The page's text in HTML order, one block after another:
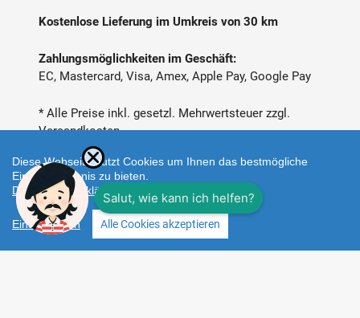
Kostenlose Lieferung im Umkreis von 30 km
Zahlungsmöglichkeiten im Geschäft:
EC, Mastercard, Visa, Amex, Apple Pay, Google Pay
* Alle Preise inkl. gesetzl. Mehrwertsteuer zzgl.
Versandkosten
Zahlungsarten
Diese Webseite nutzt Cookies um Ihnen das bestmögliche
Einkaufserlebnis zu bieten.
Datenschutzerklärung
Einstellungen Alle Cookies akzeptieren